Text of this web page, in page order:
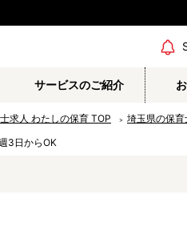
サービスのご紹介
求人 わたしの保育TOP 埼玉県の保育
3日からOK
エリア情